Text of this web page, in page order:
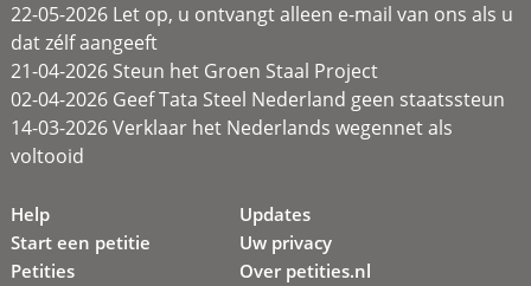
22-05-2026 Let op, u ontvangt alleen e-mail van ons als u
dat zélf aangeeft
21-04-2026 Steun het Groen Staal Project
02-04-2026 Geef Tata Steel Nederland geen staatssteun
14-03-2026 Verklaar het Nederlands wegennet als
voltooid
Help
Start een petitie
Petities
Updates
Uw privacy
Over petities.nl